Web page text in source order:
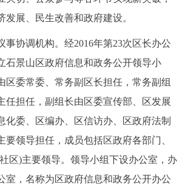
发展、民生改善和政府建设。
协调机构。经2016年第23次区长办公
石景山区政府信息和政务公开领导小
区委常委、常务副区长担任，常务副组
任担任，副组长由区委宣传部、区发展
化委、区编办、区信访办、区政府法制
要领导担任，成员包括区政府各部门、
区)主要领导。领导小组下设办公室，办
室，名称为区政府信息和政务公开办公